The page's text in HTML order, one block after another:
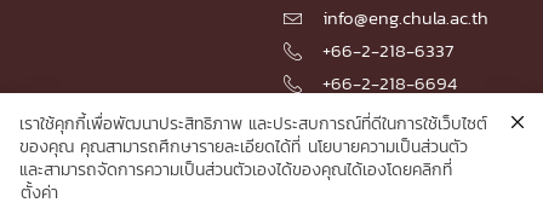
 info@eng.chula.ac.th
 +66-2-218-6337
 +66-2-218-6694
© 2026 Faculty of Engineering, Chulalongkorn University
เราใช้คุกกี้เพื่อพัฒนาประสิทธิภาพ และประสบการณ์ที่ดีในการใช้เว็บไซต์
ของคุณ คุณสามารถศึกษารายละเอียดได้ที่ นโยบายความเป็นส่วนตัว
และสามารถจัดการความเป็นส่วนตัวเองได้ของคุณได้เองโดยคลิกที่
ตั้งค่า